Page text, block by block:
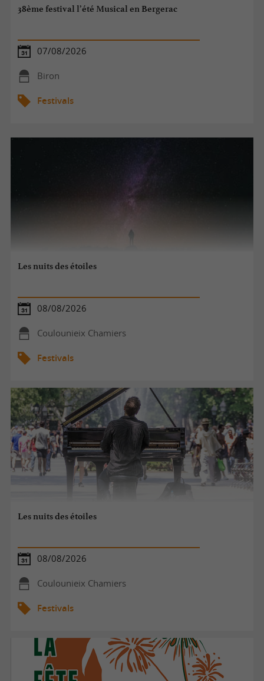
38ème festival l’été Musical en Bergerac
07/08/2026
Biron
Festivals
Les nuits des étoiles
08/08/2026
Coulounieix Chamiers
Festivals
Les nuits des étoiles
08/08/2026
Coulounieix Chamiers
Festivals